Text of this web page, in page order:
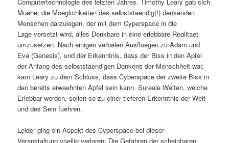
Muehe, die Moeglichkeiten des selbststaendig(!) denkenden
Menschen darzulegen, der mit dem Cyperspace in die
Lage versetzt wird, alles Denkbare in eine erlebbare Realitaet
umzusetzen. Nach einigen verbalen Ausfluegen zu Adam und
Eva (Genesis), und der Erkenntnis, dass der Biss in den Apfel
der Anfang des selbststaendigen Denkens der Menschheit war,
kam Leary zu dem Schluss, dass Cyberspace der zweite Biss in
den bereits erwaehnten Apfel sein kann. Sureale Welten, welche
Erlebbar werden, sollen so zu einer tieferen Erkenntnis der Welt
und des Sein fuehren.
Leider ging ein Aspekt des Cyperspace bei dieser
Veranstaltung voellig verloren: Die Gefahren der scheinbaren